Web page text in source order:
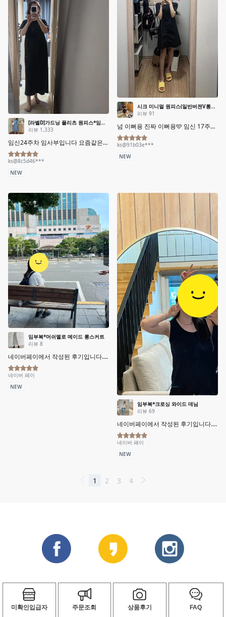
미확인입급자 주문조회 상품후기 FAQ